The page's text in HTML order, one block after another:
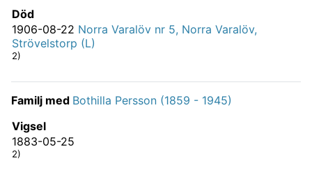
Död
1906-08-22 Norra Varalöv nr 5, Norra Varalöv,
Strövelstorp (L)
2)
Familj med Bothilla Persson (1859 - 1945)
Vigsel
1883-05-25
2)